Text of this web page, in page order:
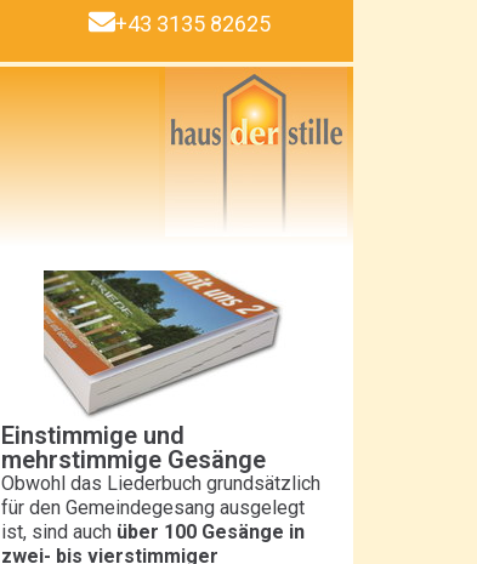
+43 3135 82625
Einstimmige und
mehrstimmige Gesänge
Obwohl das Liederbuch grundsätzlich
für den Gemeindegesang ausgelegt
ist, sind auch über 100 Gesänge in
zwei- bis vierstimmiger